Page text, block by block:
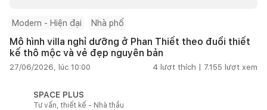
Modern - Hiện đại Nhà phố
Mô hình villa nghỉ dưỡng ở Phan Thiết theo đuổi thiết
kế thô mộc và vẻ đẹp nguyên bản
27/06/2026, lúc 10:00 4 lượt thích | 7.155 lượt xem
SPACE PLUS
Tư vấn, thiết kế - Nhà thầu